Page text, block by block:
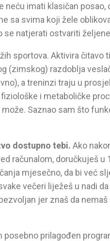
neću imati klasičan
sa svima koji žele
se natjerati ostvariti
sportova. Aktivira čitavo
(zimskog) razdoblja
a treninzi traju u
i metaboličke
Saznao sam što
dostupno tebi. Ako
računalom, doručkuješ u
mjesečno, da bi već
večeri liježeš u nadi
jer znaš da
posebno prilagođen